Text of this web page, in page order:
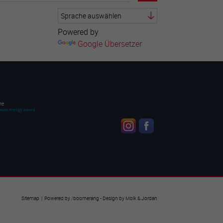
Powered by
Google Übersetzer
Sitemap | Powered by /boomerang - Design by Molk & Jordan